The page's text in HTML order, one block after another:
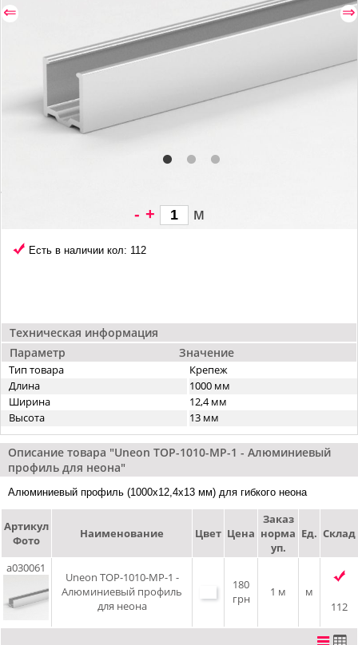
⇐ ⇒
Техническая информация
Параметр
Значение
Тип товара
Крепеж
Длина
1000 мм
Ширина
12,4 мм
Высота
13 мм
- + м
Есть в наличии кол: 112
Описание товара "Uneon TOP-1010-MP-1 - Алюминиевый
профиль для неона"
Алюминиевый профиль (1000х12,4х13 мм) для гибкого неона
Артикул
Фото
Наименование Цвет Цена
Заказ
норма
уп.
Ед. Склад
a030061
Uneon TOP-1010-MP-1 -
Алюминиевый профиль
для неона
180
грн
1 м
м
112